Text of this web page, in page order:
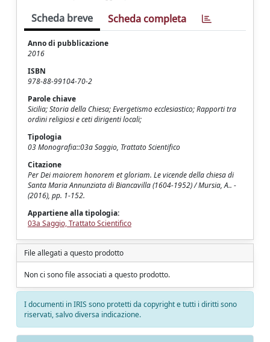
Scheda breve Scheda completa
Anno di pubblicazione
2016
ISBN
978-88-99104-70-2
Parole chiave
Sicilia; Storia della Chiesa; Evergetismo ecclesiastico; Rapporti tra
ordini religiosi e ceti dirigenti locali;
Tipologia
03 Monografia::03a Saggio, Trattato Scientifico
Citazione
Per Dei maiorem honorem et gloriam. Le vicende della chiesa di
Santa Maria Annunziata di Biancavilla (1604-1952) / Mursia, A.. -
(2016), pp. 1-152.
Appartiene alla tipologia:
03a Saggio, Trattato Scientifico
File allegati a questo prodotto
Non ci sono file associati a questo prodotto.
I documenti in IRIS sono protetti da copyright e tutti i diritti sono
riservati, salvo diversa indicazione.